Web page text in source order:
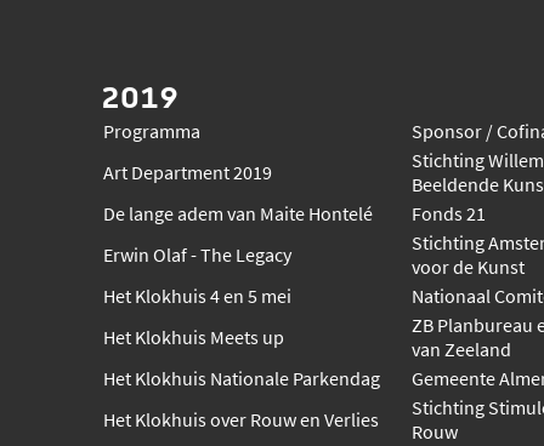
2019
Programma
Sponsor /
Art Department 2019
Stichting
Beeldende
De lange adem van Maite Hontelé
Fonds 21
Erwin Olaf - The Legacy
Stichting
voor de Kunst
Het Klokhuis 4 en 5 mei
Nationaal
Het Klokhuis Meets up
ZB Planbureau
van Zeeland
Het Klokhuis Nationale Parkendag
Gemeente
Het Klokhuis over Rouw en Verlies
Stichting
Rouw